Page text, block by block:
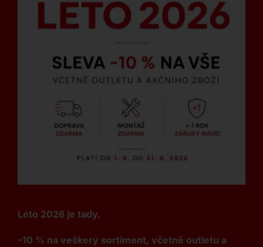
Léto 2026 je tady.
–10 % na veškerý sortiment, včetně outletu a